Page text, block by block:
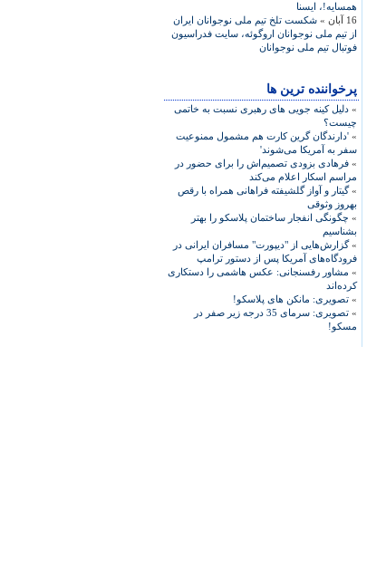
همسايه!، ايسنا
16 آبان »
شکست تلخ تیم ملی نوجوانان ایران
از تیم ملی نوجوانان اروگوئه، سایت فدراسیون
فوتبال تیم ملی نوجوانان
پرخواننده ترین ها
» دلیل کینه جویی های رهبری نسبت به خاتمی
چیست؟
» 'دارندگان گرین کارت هم مشمول ممنوعیت
سفر به آمریکا می‌شوند'
» فرهادی بزودی تصمیم‌اش را برای حضور در
مراسم اسکار اعلام می‌کند
»گیتار و آواز گلشیفته فراهانی همراه با رقص
بهروز وثوقی
» چگونگی انفجار ساختمان پلاسکو را بهتر
بشناسیم
»گزارش‌هایی از "دیپورت" مسافران ایرانی در
فرودگاه‌های آمریکا پس از دستور ترامپ
» مشاور رفسنجانی: عکس هاشمی را دستکاری
کرده‌اند
» تصویری: مانکن های پلاسکو!
»
تصویری: سرمای 35 درجه زیر صفر در
مسکو!